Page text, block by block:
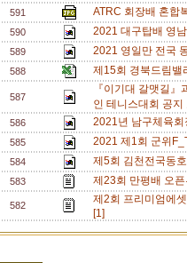
591 ATRC 회장배 혼합
590 2021 대구탑배 영
589 2021 영일만 전국
588 제15회 경북드림
587
『이기대 갈맷길
인 테니스대회 공
586 2021년 남구체육
585 2021 제1회 군위
584 제5회 김천전국동
583 제23회 만평배 오
582
제2회 프리미엄에
[1]